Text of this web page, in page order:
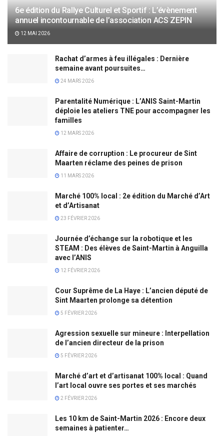
6e édition du Rallye Culturel et Sportif : L’évènement
annuel incontournable de l’association ACS ZEPIN
12 MAI 2026
Rachat d’armes à feu illégales : Dernière
semaine avant poursuites…
24 MARS 2026
Parentalité Numérique : L’ANIS Saint-Martin
déploie les ateliers TNE pour accompagner les
familles
12 MARS 2026
Affaire de corruption : Le procureur de Sint
Maarten réclame des peines de prison
11 MARS 2026
Marché 100% local : 2e édition du Marché d’Art
et d’Artisanat
23 FÉVRIER 2026
Journée d’échange sur la robotique et les
STEAM : Des élèves de Saint-Martin à Anguilla
avec l’ANIS
12 FÉVRIER 2026
Cour Suprême de La Haye : L’ancien député de
Sint Maarten prolonge sa détention
5 FÉVRIER 2026
Agression sexuelle sur mineure : Interpellation
de l’ancien directeur de la prison
5 FÉVRIER 2026
Marché d’art et d’artisanat 100% local : Quand
l’art local ouvre ses portes et ses marchés
2 FÉVRIER 2026
Les 10 km de Saint-Martin 2026 : Encore deux
semaines à patienter…